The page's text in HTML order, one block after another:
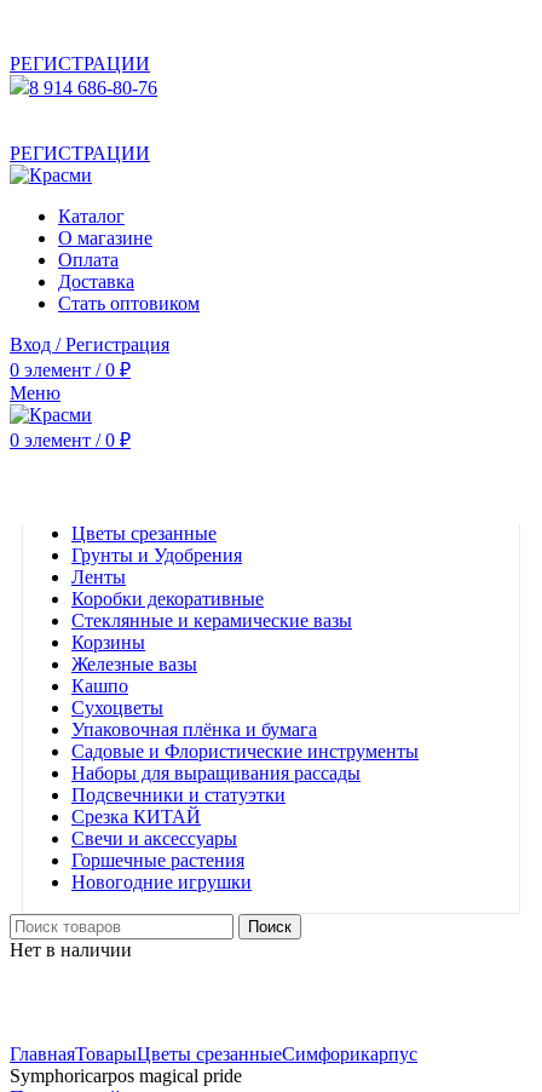
РЕГИСТРАЦИИ
8 914 686-80-76
РЕГИСТРАЦИИ
Каталог
О магазине
Оплата
Доставка
Стать оптовиком
Вход / Регистрация
0 элемент / 0 ₽
Меню
0 элемент / 0 ₽
Цветы срезанные
Грунты и Удобрения
Ленты
Коробки декоративные
Стеклянные и керамические вазы
Корзины
Железные вазы
Кашпо
Сухоцветы
Упаковочная плёнка и бумага
Садовые и Флористические инструменты
Наборы для выращивания рассады
Подсвечники и статуэтки
Срезка КИТАЙ
Свечи и аксессуары
Горшечные растения
Новогодние игрушки
Поиск
Нет в наличии
ГлавнаяТоварыЦветы срезанныеСимфорикарпус
Symphoricarpos magical pride